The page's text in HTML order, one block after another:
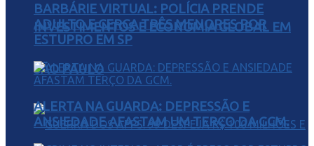
INVESTIMENTOS E ECONOMIA GLOBAL EM
SÃO PAULO
BARBÁRIE VIRTUAL: POLÍCIA PRENDE
ADULTO E CERCA TRÊS MENORES POR
ESTUPRO EM SP
ALERTA NA GUARDA: DEPRESSÃO E
ANSIEDADE AFASTAM UM TERÇO DA GCM.